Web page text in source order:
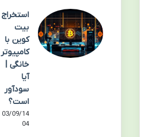
استخراج
بیت
کوین با
کامپیوتر
خانگی |
آیا
سودآور
است؟
03/09/14
04